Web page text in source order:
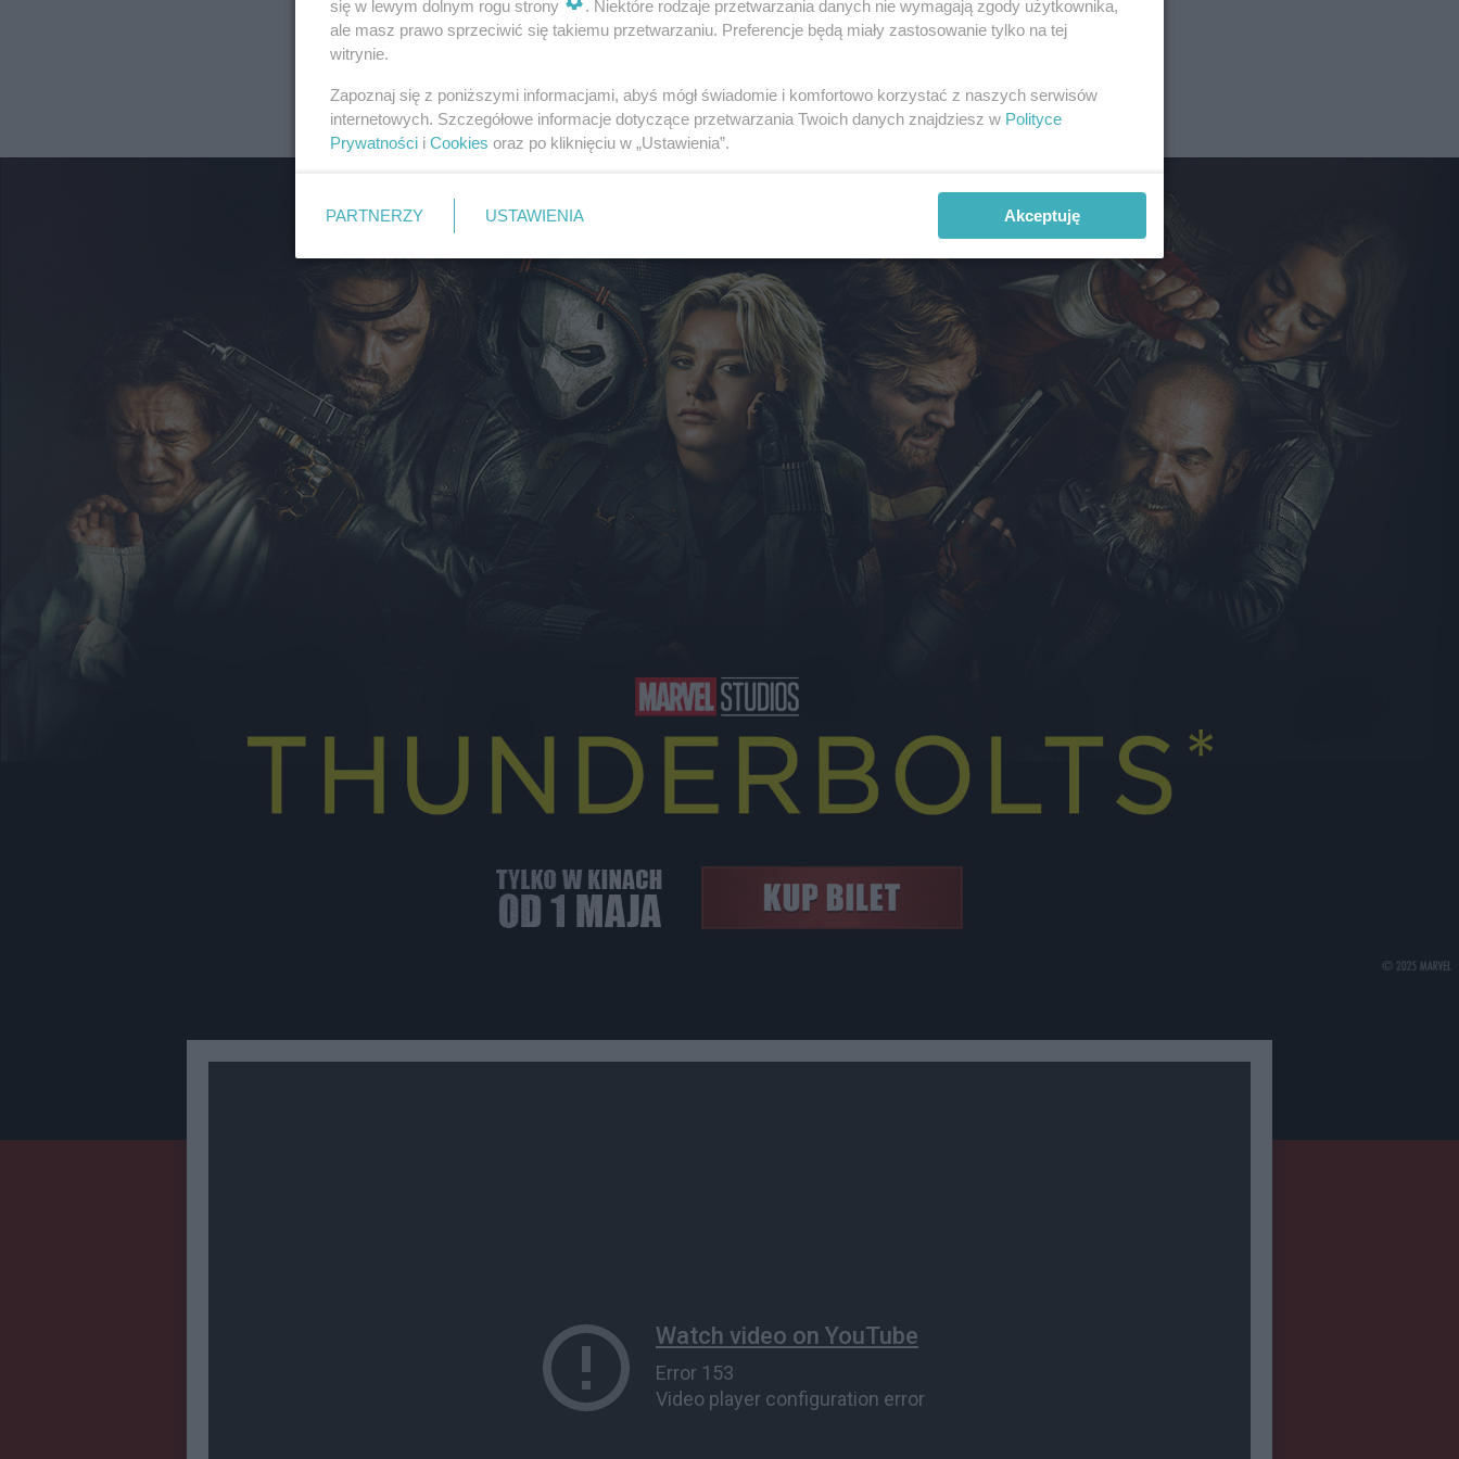
się w lewym dolnym rogu strony
. Niektóre rodzaje przetwarzania danych nie wymagają zgody użytkownika,
ale masz prawo sprzeciwić się takiemu przetwarzaniu. Preferencje będą miały zastosowanie tylko na tej
witrynie.
Zapoznaj się z poniższymi informacjami, abyś mógł świadomie i komfortowo korzystać z naszych serwisów
internetowych. Szczegółowe informacje dotyczące przetwarzania Twoich danych znajdziesz w Polityce
Prywatności i Cookies oraz po kliknięciu w „Ustawienia”.
PARTNERZY USTAWIENIA Akceptuję